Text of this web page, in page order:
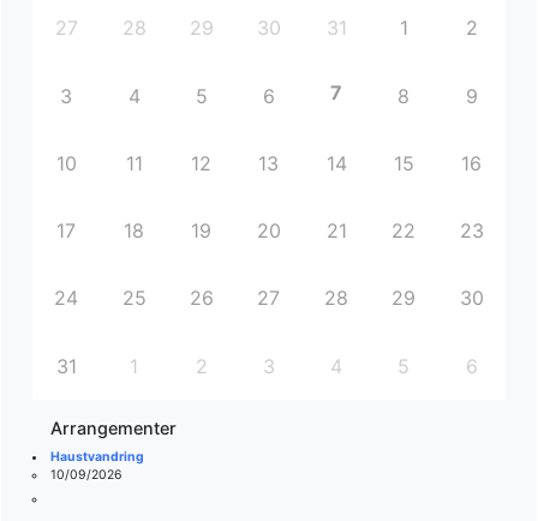
27 28 29 30 31 1 2
3 4 5 6 7 8 9
10 11 12 13 14 15 16
17 18 19 20 21 22 23
24 25 26 27 28 29 30
31 1 2 3 4 5 6
Arrangementer
Haustvandring
10/09/2026